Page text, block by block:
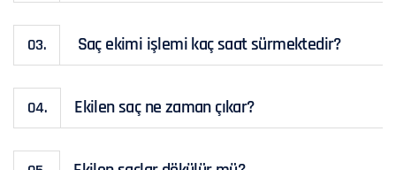
03. Saç ekimi işlemi kaç saat sürmektedir?
04. Ekilen saç ne zaman çıkar?